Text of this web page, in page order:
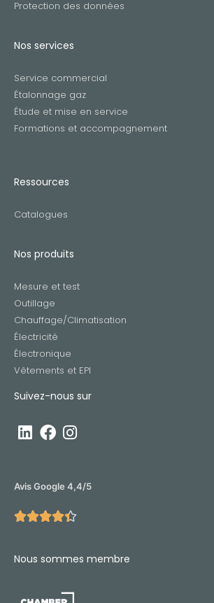
Protection des données
Nos services
Service commercial
Étalonnage gaz
Étude et mise en service
Formations et accompagnement
Ressources
Catalogues
Nos produits
Mesure et test
Outillage
Chauffage/Climatisation
Électricité
Électronique
Vêtements et EPI
Suivez-nous sur
Avis Google 4,4/5

Nous sommes membre